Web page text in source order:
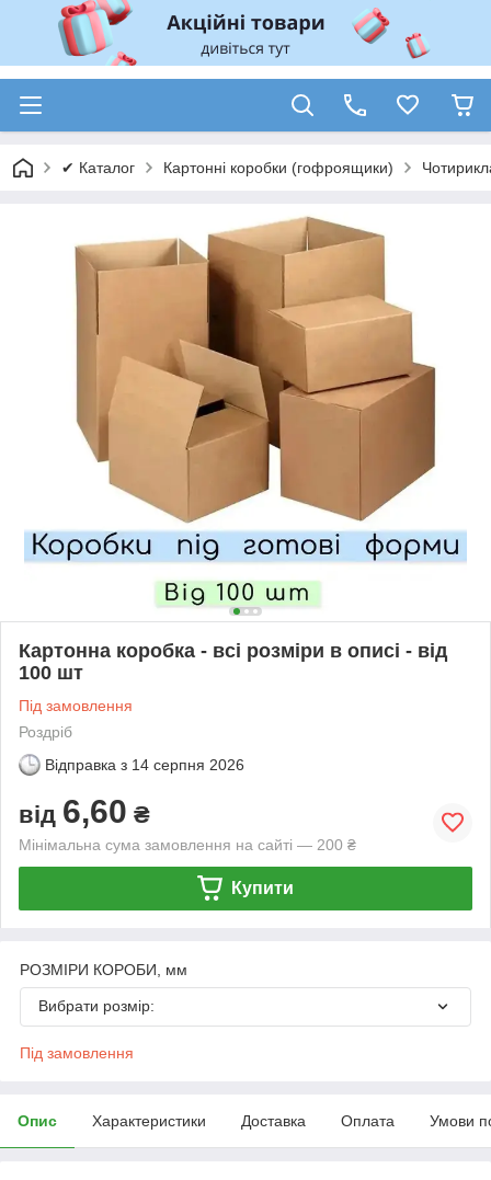
✔ Каталог Картонні коробки (гофроящики)
Картонна коробка - всі розміри в описі - від
100 шт
Під замовлення
Роздріб
Відправка з 14 серпня 2026
від 6,60 ₴
Мінімальна сума замовлення на сайті — 200 ₴
Купити
РОЗМІРИ КОРОБИ, мм
Вибрати розмір:
Під замовлення
Опис Характеристики Доставка Оплата Умови